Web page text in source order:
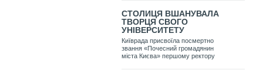
СТОЛИЦЯ ВШАНУВАЛА
ТВОРЦЯ СВОГО
УНІВЕРСИТЕТУ
Київрада присвоїла посмертно
звання «Почесний громадянин
міста Києва» першому ректору